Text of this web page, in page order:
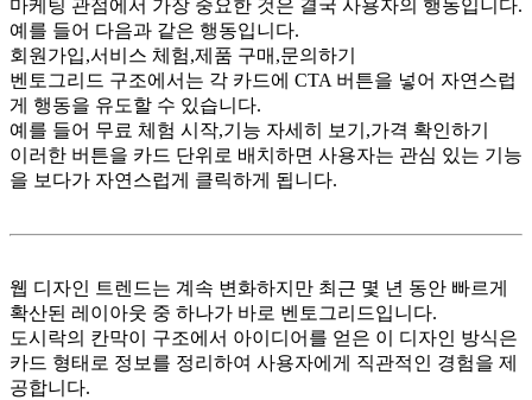
마케팅 관점에서 가장 중요한 것은 결국 사용자의 행동입니다.
예를 들어 다음과 같은 행동입니다.
회원가입,서비스 체험,제품 구매,문의하기
벤토그리드 구조에서는 각 카드에 CTA 버튼을 넣어 자연스럽
게 행동을 유도할 수 있습니다.
예를 들어 무료 체험 시작,기능 자세히 보기,가격 확인하기
이러한 버튼을 카드 단위로 배치하면 사용자는 관심 있는 기능
을 보다가 자연스럽게 클릭하게 됩니다.
웹 디자인 트렌드는 계속 변화하지만 최근 몇 년 동안 빠르게
확산된 레이아웃 중 하나가 바로 벤토그리드입니다.
도시락의 칸막이 구조에서 아이디어를 얻은 이 디자인 방식은
카드 형태로 정보를 정리하여 사용자에게 직관적인 경험을 제
공합니다.